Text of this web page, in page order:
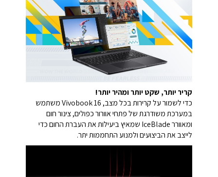
קריר יותר, שקט יותר ומהיר יותר!
כדי לשמור על קרירות בכל מצב, Vivobook 16 משתמש
במערכת משודרגת של פתחי אוורור כפולים, צינור חום
ומאוורר IceBlade שמאיץ ביעילות את העברת החום כדי
לייצב את הביצועים ולמנוע התחממות יתר.